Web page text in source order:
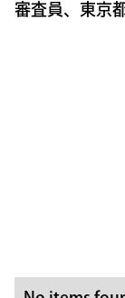
審査員、東京